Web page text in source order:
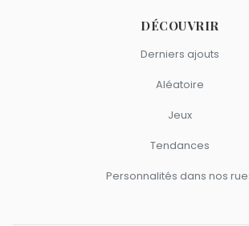
DÉCOUVRIR
Derniers ajouts
Aléatoire
Jeux
Tendances
Personnalités dans nos